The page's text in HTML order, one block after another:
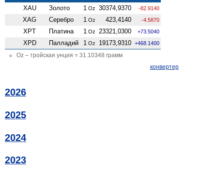
XAU
Золото 1 Oz 30374,9370 -82.9140
XAG Серебро 1 Oz 423,4140 -4.5870
XPT Платина 1 Oz 23321,0300 +73.5040
XPD Палладий 1 Oz 19173,9310 +468.1400
Oz – тройская унция = 31.10348 грамм
конвертер
2026
2025
2024
2023